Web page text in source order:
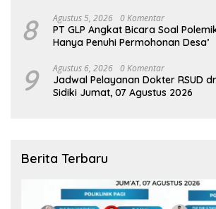
8 Agustus 5, 2026 0 Komentar
PT GLP Angkat Bicara Soal
Hanya Penuhi Permohonan Desa’
9 Agustus 6, 2026 0 Komentar
Jadwal Pelayanan Dokter RSUD
Sidiki Jumat, 07 Agustus 2026
Berita Terbaru